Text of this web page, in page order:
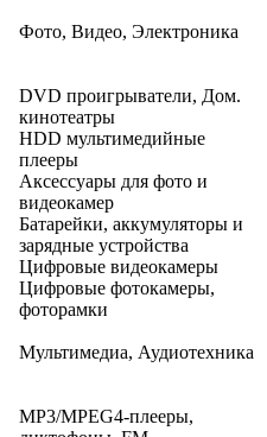
Фото, Видео, Электроника
DVD проигрыватели, Дом.
кинотеатры
HDD мультимедийные
плееры
Аксессуары для фото и
видеокамер
Батарейки, аккумуляторы и
зарядные устройства
Цифровые видеокамеры
Цифровые фотокамеры,
фоторамки
Мультимедиа, Аудиотехника
MP3/MPEG4-плееры,